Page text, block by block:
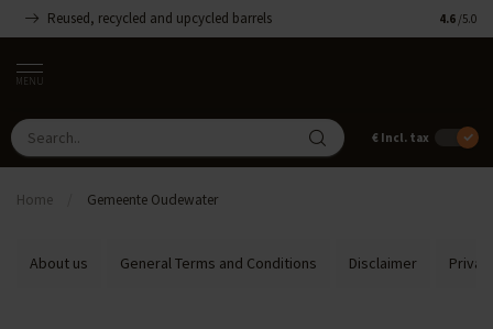
Reused, recycled and upcycled barrels 4.6 /5.0
MENU
€ Incl. tax
Home Gemeente Oudewater
About us General Terms and Conditions Disclaimer